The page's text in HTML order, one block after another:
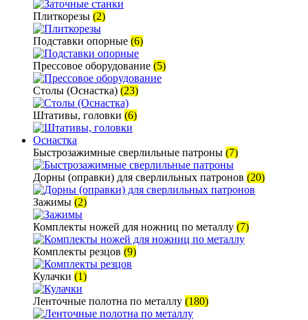
Плиткорезы (2)
Подставки опорные (6)
Прессовое оборудование (5)
Столы (Оснастка) (23)
Штативы, головки (6)
Оснастка
Быстрозажимные сверлильные патроны (7)
Дорны (оправки) для сверлильных патронов (20)
Зажимы (2)
Комплекты ножей для ножниц по металлу (7)
Комплекты резцов (9)
Кулачки (1)
Ленточные полотна по металлу (180)